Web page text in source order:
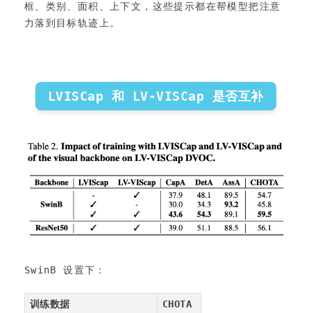
框、类别、面积、上下文，这些提示都在帮模型把注意
力落到目标轨迹上。
LVISCap 和 LV-VISCap 是否互补
SwinB 设置下：
训练数据 CHOTA